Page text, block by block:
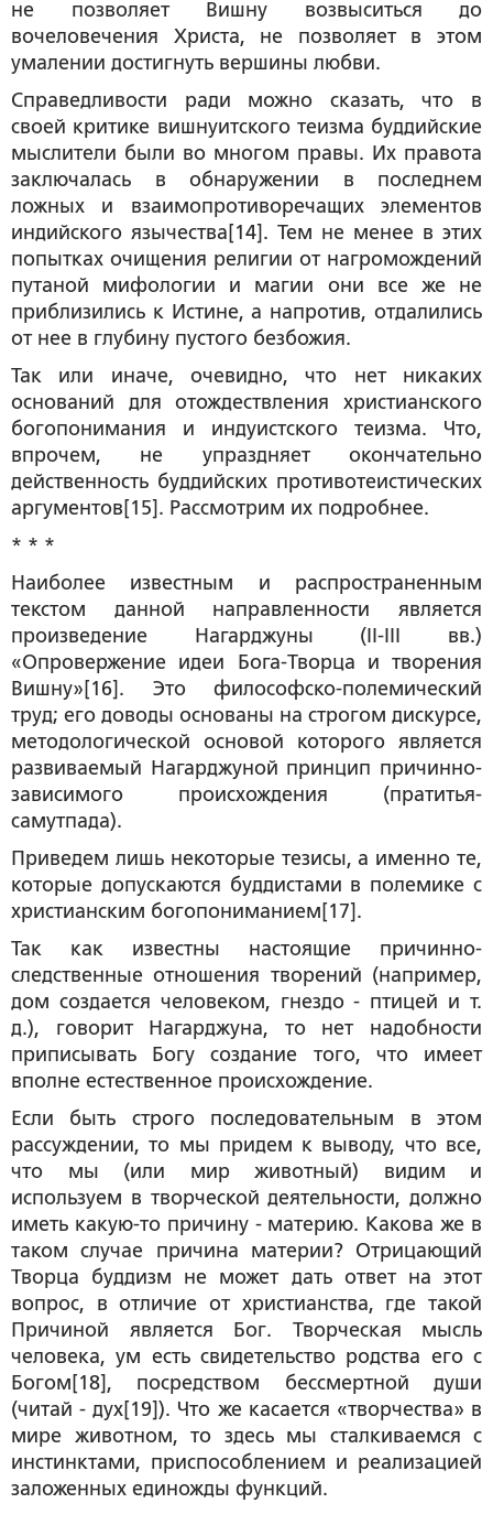
не позволяет Вишну возвыситься до
вочеловечения Христа, не позволяет в этом
умалении достигнуть вершины любви.
Справедливости ради можно сказать, что в
своей критике вишнуитского теизма буддийские
мыслители были во многом правы. Их правота
заключалась в обнаружении в последнем
ложных и взаимопротиворечащих элементов
индийского язычества[14]. Тем не менее в этих
попытках очищения религии от нагромождений
путаной мифологии и магии они все же не
приблизились к Истине, а напротив, отдалились
от нее в глубину пустого безбожия.
Так или иначе, очевидно, что нет никаких
оснований для отождествления христианского
богопонимания и индуистского теизма. Что,
впрочем, не упраздняет окончательно
действенность буддийских противотеистических
аргументов[15]. Рассмотрим их подробнее.
* * *
Наиболее известным и распространенным
текстом данной направленности является
произведение Нагарджуны (II-III вв.)
«Опровержение идеи Бога-Творца и творения
Вишну»[16]. Это философско-полемический
труд; его доводы основаны на строгом дискурсе,
методологической основой которого является
развиваемый Нагарджуной принцип причинно-
зависимого происхождения (пратитья-
самутпада).
Приведем лишь некоторые тезисы, а именно те,
которые допускаются буддистами в полемике с
христианским богопониманием[17].
Так как известны настоящие причинно-
следственные отношения творений (например,
дом создается человеком, гнездо - птицей и т.
д.), говорит Нагарджуна, то нет надобности
приписывать Богу создание того, что имеет
вполне естественное происхождение.
Если быть строго последовательным в этом
рассуждении, то мы придем к выводу, что все,
что мы (или мир животный) видим и
используем в творческой деятельности, должно
иметь какую-то причину - материю. Какова же в
таком случае причина материи? Отрицающий
Творца буддизм не может дать ответ на этот
вопрос, в отличие от христианства, где такой
Причиной является Бог. Творческая мысль
человека, ум есть свидетельство родства его с
Богом[18], посредством бессмертной души
(читай - дух[19]). Что же касается «творчества» в
мире животном, то здесь мы сталкиваемся с
инстинктами, приспособлением и реализацией
заложенных единожды функций.